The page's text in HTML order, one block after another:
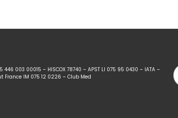
446 003 00015 – HISCOX 78740 – APST LI 075 95 0430 – IATA –
France IM 075 12 0226 – Club Med